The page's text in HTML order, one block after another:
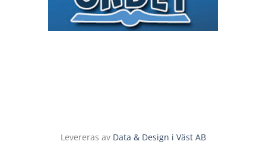
Levereras av Data & Design i Väst AB